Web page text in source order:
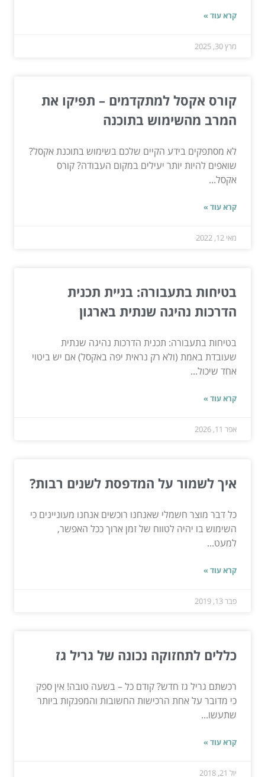
קרא עוד »
מרץ 30, 2025
קורס אקסל למתקדמים – תפיקו את
המרב מהשימוש בתוכנה
לא מסתפקים בידע הקיים שלכם בשימוש בתוכנת אקסל?
שואפים להיות יותר יעילים במקום העבודה? קורס
אקסל...
קרא עוד »
מאי 12, 2022
בטיחות בתעבורה: בניית תכנית
הדרכות נהיגה שנתית בארגון
בטיחות בתעבורה: תכנית הדרכות נהיגה שנתית
שעובדת באמת (ולא רק נראית יפה באקסל) אם יש ביטוי
אחד שיכול...
קרא עוד »
אפר 11, 2026
איך לשמור על המדפסת לשנים רבות?
כל דבר מוצר חשמלי שאנחנו רוכשים אנחנו מעוניינים כי
השימוש בו יהיה לטווח של זמן ארוך ככל האפשר,
למעט...
קרא עוד »
פבר 13, 2019
כללים לתחזוקה נכונה של גריל גז
רכשתם גריל גז חדש? קודם כל – בשעה טובה! אין ספק
כי מדובר על אחת הרכישות החשובות והמפנקות ביותר
שתעשו...
קרא עוד »
יול 21, 2018